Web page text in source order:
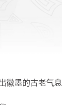
徽墨的古老气